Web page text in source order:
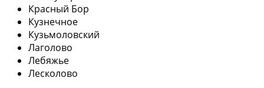
Красный Бор
Кузнечное
Кузьмоловский
Лаголово
Лебяжье
Лесколово